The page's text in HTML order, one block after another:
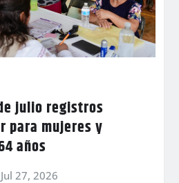
julio registros
para mujeres y
años
Jul 27, 2026